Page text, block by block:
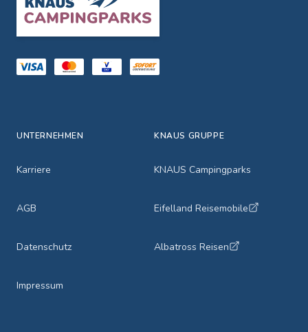
UNTERNEHMEN
Karriere
AGB
Datenschutz
Impressum
KNAUS GRUPPE
KNAUS Campingparks
Eifelland Reisemobile
Albatross Reisen